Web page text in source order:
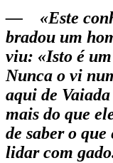
— «Este
bradou um
viu: «Isto é
Nunca o vi
aqui de
mais do que
de saber o
lidar com